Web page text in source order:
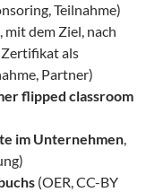
Teilnahme)
, mit dem Ziel, nach
als
Partner)
flipped classroom
im Unternehmen,
(OER, CC-BY